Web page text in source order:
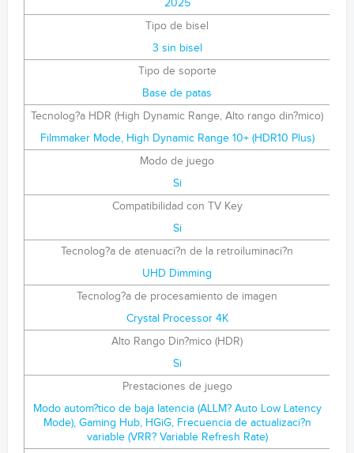
2025
Tipo de bisel
3 sin bisel
Tipo de soporte
Base de patas
Tecnolog?a HDR (High Dynamic Range, Alto rango din?mico)
Filmmaker Mode, High Dynamic Range 10+ (HDR10 Plus)
Modo de juego
Si
Compatibilidad con TV Key
Si
Tecnolog?a de atenuaci?n de la retroiluminaci?n
UHD Dimming
Tecnolog?a de procesamiento de imagen
Crystal Processor 4K
Alto Rango Din?mico (HDR)
Si
Prestaciones de juego
Modo autom?tico de baja latencia (ALLM? Auto Low Latency
Mode), Gaming Hub, HGiG, Frecuencia de actualizaci?n
variable (VRR? Variable Refresh Rate)